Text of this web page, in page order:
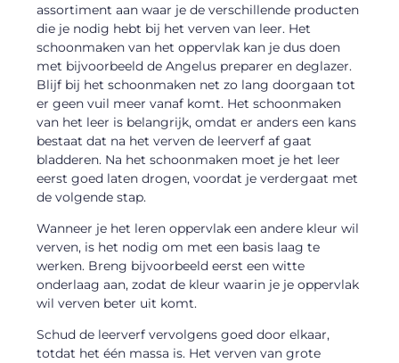
assortiment aan waar je de verschillende producten
die je nodig hebt bij het verven van leer. Het
schoonmaken van het oppervlak kan je dus doen
met bijvoorbeeld de Angelus preparer en deglazer.
Blijf bij het schoonmaken net zo lang doorgaan tot
er geen vuil meer vanaf komt. Het schoonmaken
van het leer is belangrijk, omdat er anders een kans
bestaat dat na het verven de leerverf af gaat
bladderen. Na het schoonmaken moet je het leer
eerst goed laten drogen, voordat je verdergaat met
de volgende stap.
Wanneer je het leren oppervlak een andere kleur wil
verven, is het nodig om met een basis laag te
werken. Breng bijvoorbeeld eerst een witte
onderlaag aan, zodat de kleur waarin je je oppervlak
wil verven beter uit komt.
Schud de leerverf vervolgens goed door elkaar,
totdat het één massa is. Het verven van grote